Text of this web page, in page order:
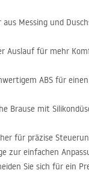
Messing und
Auslauf für mehr
ABS für
Brause mit
für präzise
zur einfachen
Sie sich für ein